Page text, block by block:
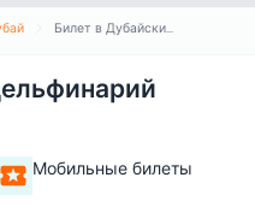
Билет в Дубайский Дельфинарий
Мобильные билеты